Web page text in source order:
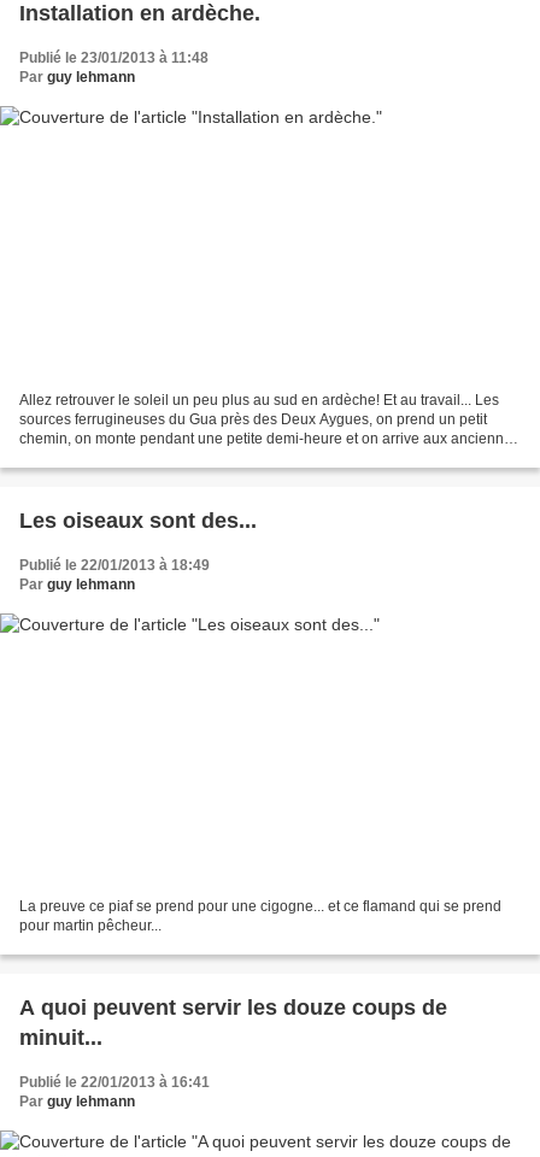
Installation en ardèche.
Publié le 23/01/2013 à 11:48
Par guy lehmann
Allez retrouver le soleil un peu plus au sud en ardèche! Et au travail... Les
sources ferrugineuses du Gua près des Deux Aygues, on prend un petit
chemin, on monte pendant une petite demi-heure et on arrive aux anciennes
Les oiseaux sont des...
Publié le 22/01/2013 à 18:49
Par guy lehmann
La preuve ce piaf se prend pour une cigogne... et ce flamand qui se prend
pour martin pêcheur...
A quoi peuvent servir les douze coups de
minuit...
Publié le 22/01/2013 à 16:41
Par guy lehmann